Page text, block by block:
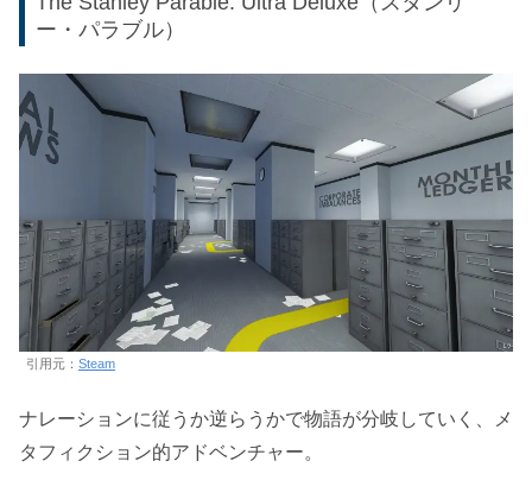
ー・パラブル）
引用元： Steam
ナレーションに従うか逆らうかで物語が分岐していく、メ
タフィクション的アドベンチャー。